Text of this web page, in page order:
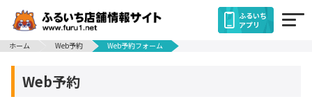
ふるいち
アプリ
ホーム
Web予約 Web予約フォーム
Web予約